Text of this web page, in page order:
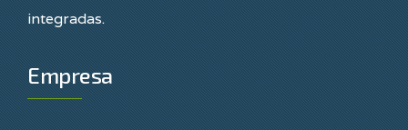
integradas.
Empresa